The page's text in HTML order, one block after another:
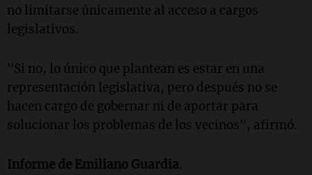
no limitarse únicamente al acceso a cargos
legislativos.
"Si no, lo único que plantean es estar en una
representación legislativa, pero después no se
hacen cargo de gobernar ni de aportar para
solucionar los problemas de los vecinos", afirmó.
Informe de Emiliano Guardia.